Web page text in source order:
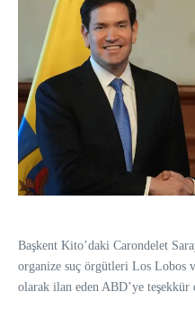
Başkent Kito’daki Carondelet
organize suç örgütleri Los Lobos
olarak ilan eden ABD’ye teşekkür